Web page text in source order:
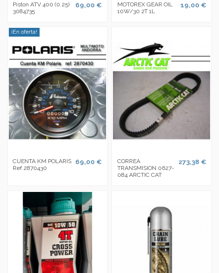
Piston ATV 400 (0.25)
3084735
69,00 €
MOTOREX GEAR OIL
10W/30 2T 1L
19,00 €
¡En oferta!
CUENTA KM POLARIS
Ref.2870430
69,00 €
CORREA
TRANSMISION 0627-
084 ARCTIC CAT
273,38 €